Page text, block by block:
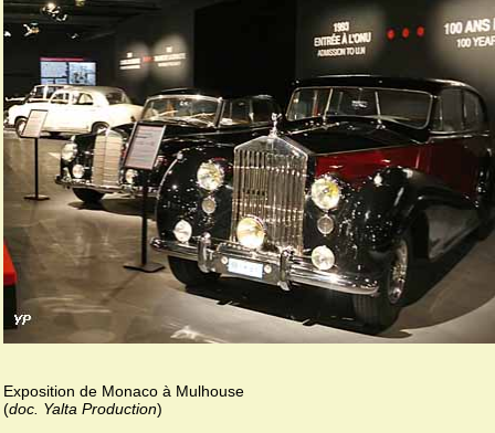
Exposition de Monaco à Mulhouse
(doc. Yalta Production)